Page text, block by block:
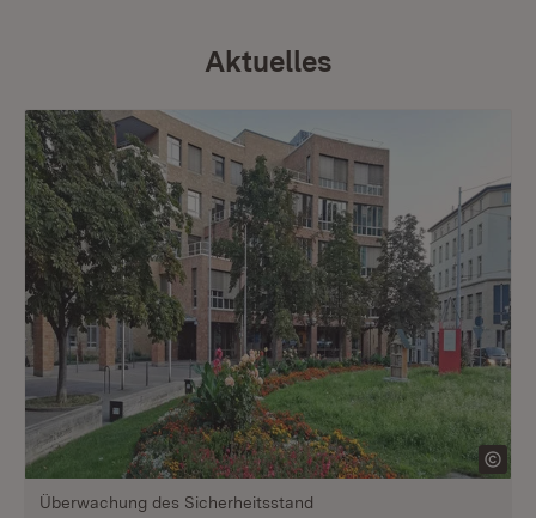
Aktuelles
Überwachung des Sicherheitsstand